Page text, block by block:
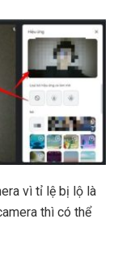
vì tỉ lệ bị lộ là
thì có thể